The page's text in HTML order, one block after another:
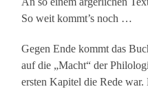
So weit kommt’s noch …
Gegen Ende kommt das
auf die „Macht“ der
ersten Kapitel die Rede